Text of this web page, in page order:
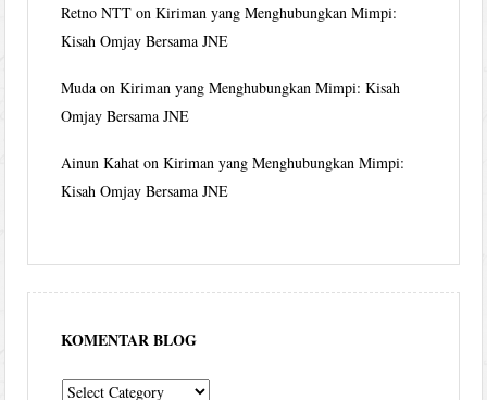
Retno NTT onKiriman yang Menghubungkan Mimpi:
Kisah Omjay Bersama JNE
Muda onKiriman yang Menghubungkan Mimpi: Kisah
Omjay Bersama JNE
Ainun Kahat onKiriman yang Menghubungkan Mimpi:
Kisah Omjay Bersama JNE
KOMENTAR BLOG
komentar